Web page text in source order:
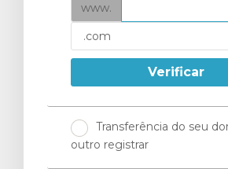
www.
Verificar
Transferência do seu
outro registrar